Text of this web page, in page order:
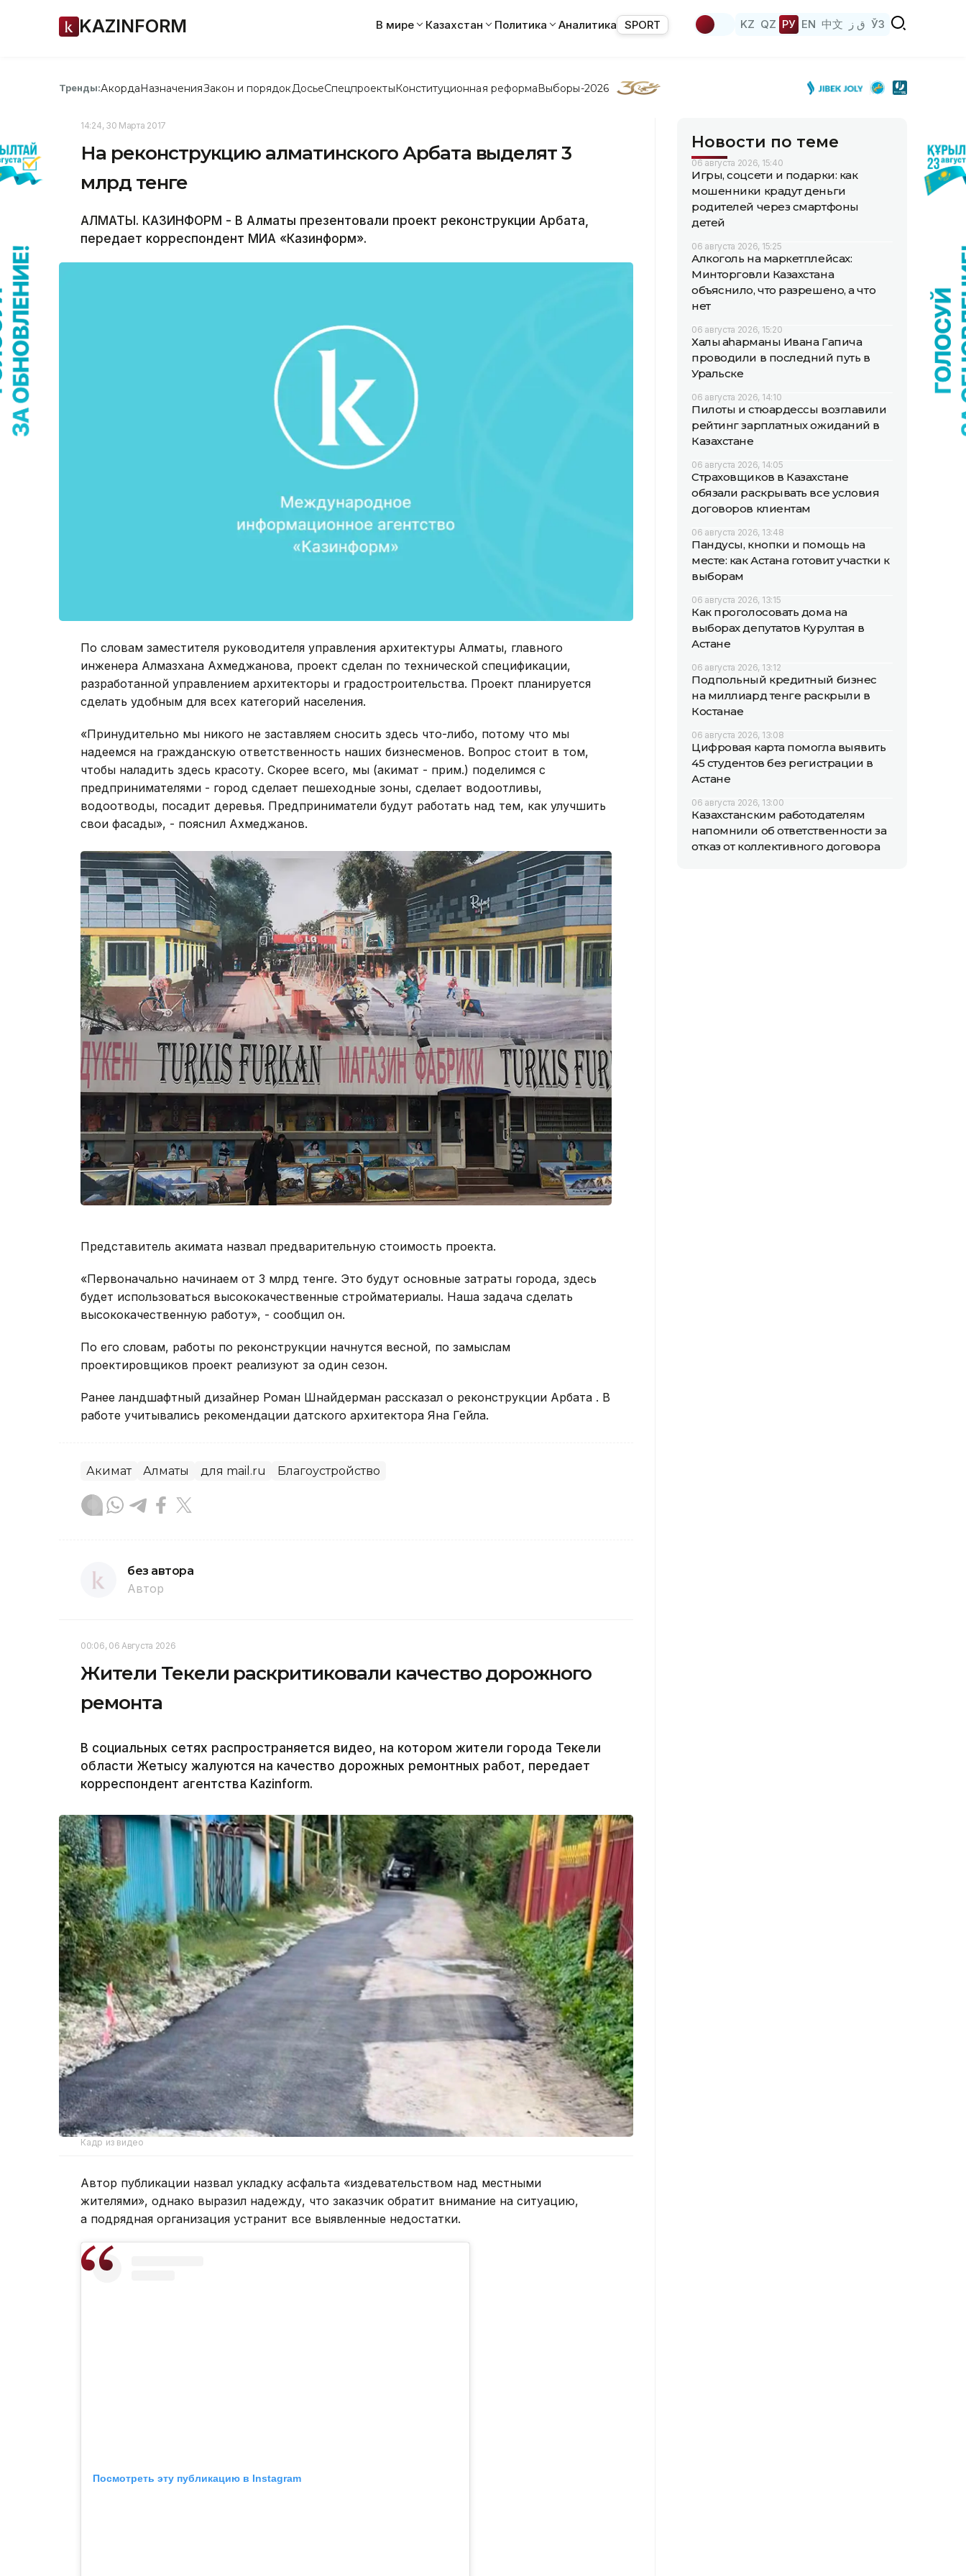
KAZINFORM В мире Казахстан Политика Аналитика SPORT KZ QZ РУ EN 中文 ق ز ЎЗ
Тренды:АкордаНазначенияЗакон и порядок ДосьеСпецпроектыКонституционная реформаВыборы-2026
14:24, 30 Марта 2017
На реконструкцию алматинского Арбата выделят 3
млрд тенге
АЛМАТЫ. КАЗИНФОРМ - В Алматы презентовали проект реконструкции Арбата,
передает корреспондент МИА «Казинформ».
По словам заместителя руководителя управления архитектуры Алматы, главного
инженера Алмазхана Ахмеджанова, проект сделан по технической спецификации,
разработанной управлением архитекторы и градостроительства. Проект планируется
сделать удобным для всех категорий населения.
«Принудительно мы никого не заставляем сносить здесь что-либо, потому что мы
надеемся на гражданскую ответственность наших бизнесменов. Вопрос стоит в том,
чтобы наладить здесь красоту. Скорее всего, мы (акимат - прим.) поделимся с
предпринимателями - город сделает пешеходные зоны, сделает водоотливы,
водоотводы, посадит деревья. Предприниматели будут работать над тем, как улучшить
свои фасады», - пояснил Ахмеджанов.
Представитель акимата назвал предварительную стоимость проекта.
«Первоначально начинаем от 3 млрд тенге. Это будут основные затраты города, здесь
будет использоваться высококачественные стройматериалы. Наша задача сделать
высококачественную работу», - сообщил он.
По его словам, работы по реконструкции начнутся весной, по замыслам
проектировщиков проект реализуют за один сезон.
Ранее ландшафтный дизайнер Роман Шнайдерман рассказал о реконструкции Арбата . В
работе учитывались рекомендации датского архитектора Яна Гейла.
Акимат Алматы для mail.ru Благоустройство
без автора
Автор
00:06, 06 Августа 2026
Жители Текели раскритиковали качество дорожного
ремонта
В социальных сетях распространяется видео, на котором жители города Текели
области Жетысу жалуются на качество дорожных ремонтных работ, передает
корреспондент агентства Kazinform.
Кадр из видео
Автор публикации назвал укладку асфальта «издевательством над местными
жителями», однако выразил надежду, что заказчик обратит внимание на ситуацию,
а подрядная организация устранит все выявленные недостатки.
Посмотреть эту публикацию в Instagram
Новости по теме
06 августа 2026, 15:40
Игры, соцсети и подарки: как
мошенники крадут деньги
родителей через смартфоны
детей
06 августа 2026, 15:25
Алкоголь на маркетплейсах:
Минторговли Казахстана
объяснило, что разрешено, а что
нет
06 августа 2026, 15:20
Халық қаһарманы Ивана Гапича
проводили в последний путь в
Уральске
06 августа 2026, 14:10
Пилоты и стюардессы возглавили
рейтинг зарплатных ожиданий в
Казахстане
06 августа 2026, 14:05
Страховщиков в Казахстане
обязали раскрывать все условия
договоров клиентам
06 августа 2026, 13:48
Пандусы, кнопки и помощь на
месте: как Астана готовит участки к
выборам
06 августа 2026, 13:15
Как проголосовать дома на
выборах депутатов Курултая в
Астане
06 августа 2026, 13:12
Подпольный кредитный бизнес
на миллиард тенге раскрыли в
Костанае
06 августа 2026, 13:08
Цифровая карта помогла выявить
45 студентов без регистрации в
Астане
06 августа 2026, 13:00
Казахстанским работодателям
напомнили об ответственности за
отказ от коллективного договора